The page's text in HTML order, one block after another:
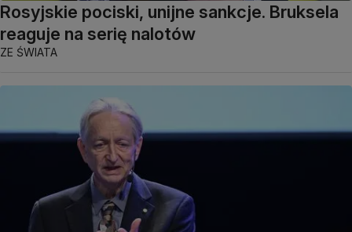
Rosyjskie pociski, unijne sankcje. Bruksela
reaguje na serię nalotów
ZE ŚWIATA